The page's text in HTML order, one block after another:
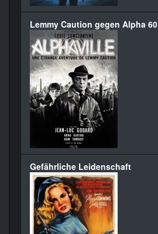
Lemmy Caution gegen Alpha 60
Gefährliche Leidenschaft